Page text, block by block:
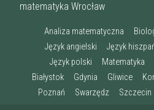
matematyka Wrocław
Analiza matematyczna
Język angielski
Język
Język polski
Matematyka
Białystok
Gdynia Gliwice
Poznań
Swarzędz Szczecin